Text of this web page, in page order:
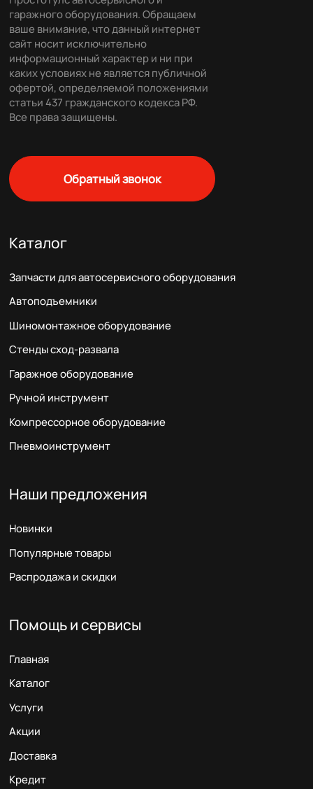
гаражного оборудования. Обращаем
ваше внимание, что данный интернет
сайт носит исключительно
информационный характер и ни при
каких условиях не является публичной
офертой, определяемой положениями
статьи 437 гражданского кодекса РФ.
Все права защищены.
Обратный звонок
Каталог
Запчасти для автосервисного оборудования
Автоподъемники
Шиномонтажное оборудование
Стенды сход-развала
Гаражное оборудование
Ручной инструмент
Компрессорное оборудование
Пневмоинструмент
Наши предложения
Новинки
Популярные товары
Распродажа и скидки
Помощь и сервисы
Главная
Каталог
Услуги
Акции
Доставка
Кредит